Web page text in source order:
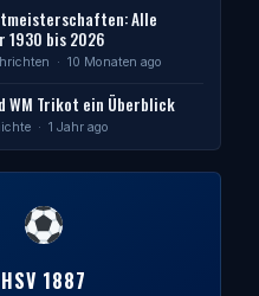
Alle
1930 bis 2026
· 10 Monaten ago
WM Trikot ein Überblick
· 1 Jahr ago
HSV 1887